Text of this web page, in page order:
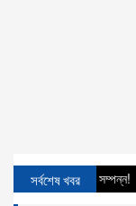
সর্বশেষ খবর
ও দাফন সম্পন্ন!